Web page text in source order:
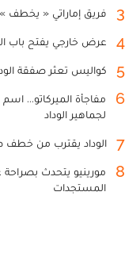
3 فريق إماراتي « يخطف »
4 عرض خارجي يفتح باب
5 كواليس تعثر صفقة
6
مفاجأة الميركاتو...
لجماهير الوداد
7 الوداد يقترب من خطف
8
مورينيو يتحدث
المستجدات